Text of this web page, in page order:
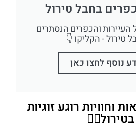
בחבל טירול
העיירות והכפרים הנסתרים
טירול - הקליקו 👇
נוסף לחצו כאן
וחוויות רוגע זוגיות
בטירול💆‍♀️